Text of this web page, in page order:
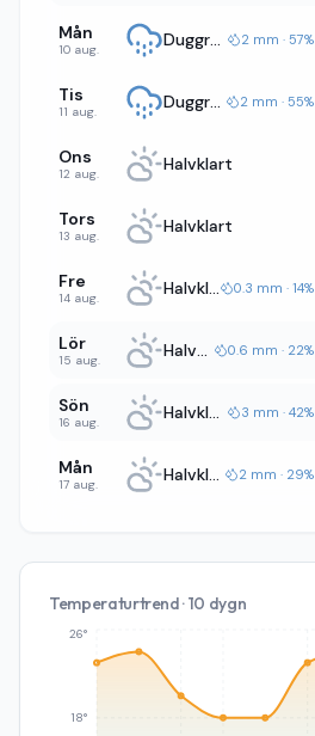
Mån
10 aug. Duggregn 2 mm · 57%
Tis
11 aug. Duggregn 2 mm · 55%
Ons
12 aug. Halvklart
Tors
13 aug. Halvklart
Fre
14 aug. Halvklart 0.3 mm · 14%
Lör
15 aug. Halvklart 0.6 mm · 22%
Sön
16 aug. Halvklart 3 mm · 42%
Mån
17 aug. Halvklart 2 mm · 29%
Temperaturtrend · 10 dygn
18°
26°